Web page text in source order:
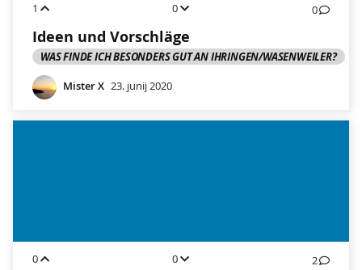
1 0 0
Ideen und Vorschläge
WAS FINDE ICH BESONDERS GUT AN IHRINGEN/WASENWEILER?
Mister X 23. junij 2020
0 0 2